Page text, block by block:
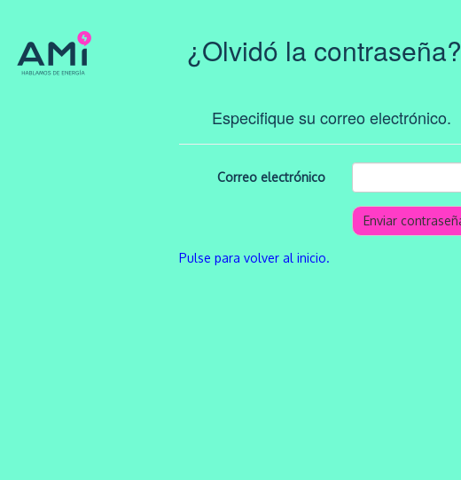
¿Olvidó la contraseña?
Especifique su correo electrónico.
Correo electrónico
Pulse para volver al inicio.